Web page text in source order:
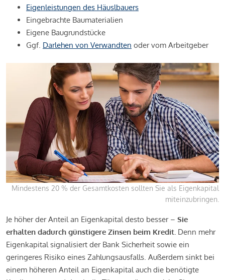
Eigenleistungen des Häuslbauers
Eingebrachte Baumaterialien
Eigene Baugrundstücke
Ggf. Darlehen von Verwandten oder vom Arbeitgeber
Mindestens 20 % der Gesamtkosten sollten Sie als Eigenkapital
miteinzubringen.
Je höher der Anteil an Eigenkapital desto besser – Sie
erhalten dadurch günstigere Zinsen beim Kredit. Denn mehr
Eigenkapital signalisiert der Bank Sicherheit sowie ein
geringeres Risiko eines Zahlungsausfalls. Außerdem sinkt bei
einem höheren Anteil an Eigenkapital auch die benötigte